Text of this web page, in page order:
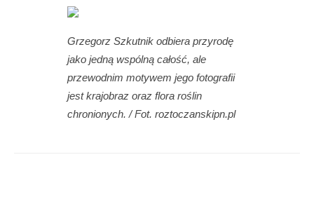
Grzegorz Szkutnik odbiera przyrodę
jako jedną wspólną całość, ale
przewodnim motywem jego fotografii
jest krajobraz oraz flora roślin
chronionych. / Fot. roztoczanskipn.pl